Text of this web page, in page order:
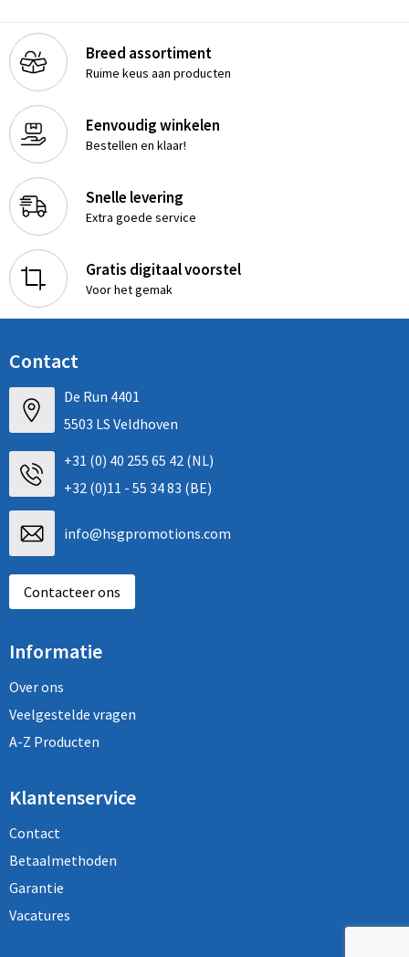
Breed assortiment
Ruime keus aan producten
Eenvoudig winkelen
Bestellen en klaar!
Snelle levering
Extra goede service
Gratis digitaal voorstel
Voor het gemak
Contact
De Run 4401
5503 LS Veldhoven
+31 (0) 40 255 65 42 (NL)
+32 (0)11 - 55 34 83 (BE)
info@hsgpromotions.com
Contacteer ons
Informatie
Over ons
Veelgestelde vragen
A-Z Producten
Klantenservice
Contact
Betaalmethoden
Garantie
Vacatures